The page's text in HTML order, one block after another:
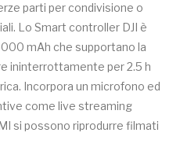
parti per condivisione o
Lo Smart controller DJI è
mAh che supportano la
ininterrottamente per 2.5 h
Incorpora un microfono ed
come live streaming
si possono riprodurre filmati